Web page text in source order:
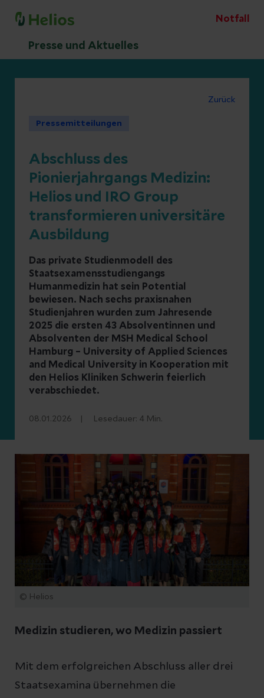
Notfall
Presse und Aktuelles
Zurück
Pressemitteilungen
Abschluss des
Pionierjahrgangs Medizin:
Helios und IRO Group
transformieren universitäre
Ausbildung
Das private Studienmodell des
Staatsexamensstudiengangs
Humanmedizin hat sein Potential
bewiesen. Nach sechs praxisnahen
Studienjahren wurden zum Jahresende
2025 die ersten 43 Absolventinnen und
Absolventen der MSH Medical School
Hamburg – University of Applied Sciences
and Medical University in Kooperation mit
den Helios Kliniken Schwerin feierlich
verabschiedet.
08.01.2026 Lesedauer: 4 Min.
© Helios
Medizin studieren, wo Medizin passiert
Mit dem erfolgreichen Abschluss aller drei
Staatsexamina übernehmen die